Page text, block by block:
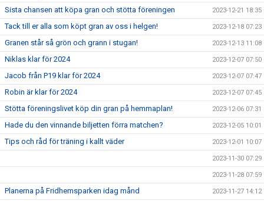
Sista chansen att köpa gran och stötta föreningen 2023-12-21 18:35
Tack till er alla som köpt gran av oss i helgen! 2023-12-18 07:23
Granen står så grön och grann i stugan! 2023-12-13 11:08
Niklas klar för 2024 2023-12-07 07:50
Jacob från P19 klar för 2024 2023-12-07 07:47
Robin är klar för 2024 2023-12-07 07:45
Stötta föreningslivet köp din gran på hemmaplan! 2023-12-06 07:31
Hade du den vinnande biljetten förra matchen? 2023-12-05 10:01
Tips och råd för träning i kallt väder 2023-12-01 10:07
2023-11-30 07:29
2023-11-28 07:59
Planerna på Fridhemsparken idag månd 2023-11-27 14:12